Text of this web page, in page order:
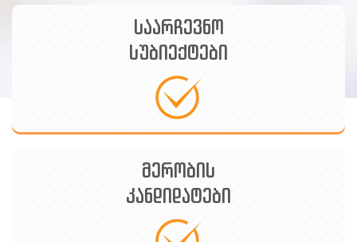
საარჩევნო
სუბიექტები
მერობის
კანდიდატები